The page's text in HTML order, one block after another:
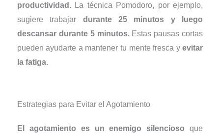
productividad.La técnica Pomodoro, por ejemplo,
sugiere trabajar durante 25 minutos y luego
descansar durante 5 minutos.Estas pausas cortas
pueden ayudarte a mantener tu mente fresca yevitar
la fatiga.
Estrategias para Evitar el Agotamiento
El agotamiento es un enemigo silencioso que